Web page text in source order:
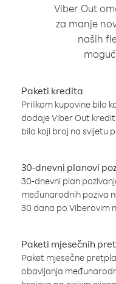
Viber Out
za manje
naših
Paketi kredita
Prilikom kupovine bilo
dodaje Viber Out
bilo koji broj na svijetu
30-dnevni planovi
30-dnevni plan
međunarodnih poziva
30 dana po Viberovim
Paketi mjesečnih
Paket mjesečne
obavljanja